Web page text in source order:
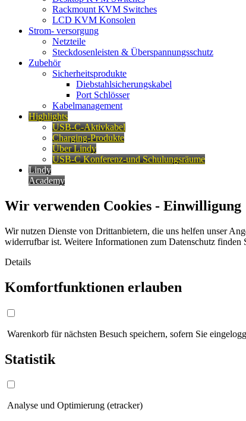
Rackmount KVM Switches
LCD KVM Konsolen
Strom- versorgung
Netzteile
Steckdosenleisten & Überspannungsschutz
Zubehör
Sicherheitsprodukte
Diebstahlsicherungskabel
Port Schlösser
Kabelmanagement
Highlights
USB-C-Aktivkabel
Charging-Produkte
Über Lindy
USB-C Konferenz-und Schulungsräume
Lindy
Academy
Wir verwenden Cookies - Einwilligung
Wir nutzen Dienste von Drittanbietern, die uns helfen unser
widerrufbar ist. Weitere Informationen zum Datenschutz finden
Details
Komfortfunktionen erlauben
Warenkorb für nächsten Besuch speichern, sofern Sie
Statistik
Analyse und Optimierung (etracker)